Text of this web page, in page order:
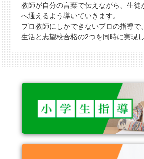
教師が自分の言葉で伝えながら、生徒
へ通えるよう導いていきます。
プロ教師にしかできないプロの指導で
生活と志望校合格の2つを同時に実現し